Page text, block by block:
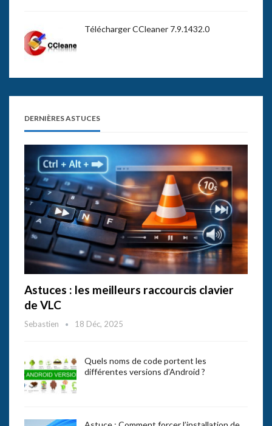
Télécharger CCleaner 7.9.1432.0
DERNIÈRES ASTUCES
Astuces : les meilleurs raccourcis clavier
de VLC
Sebastien 18 Déc, 2025
Quels noms de code portent les
différentes versions d’Android ?